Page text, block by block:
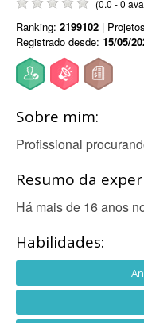
(0.0 - 0
Ranking: 2199102 |
Registrado desde: 15/05/
Sobre mim:
Profissional
Resumo da
Há mais de 16 anos
Habilidades: